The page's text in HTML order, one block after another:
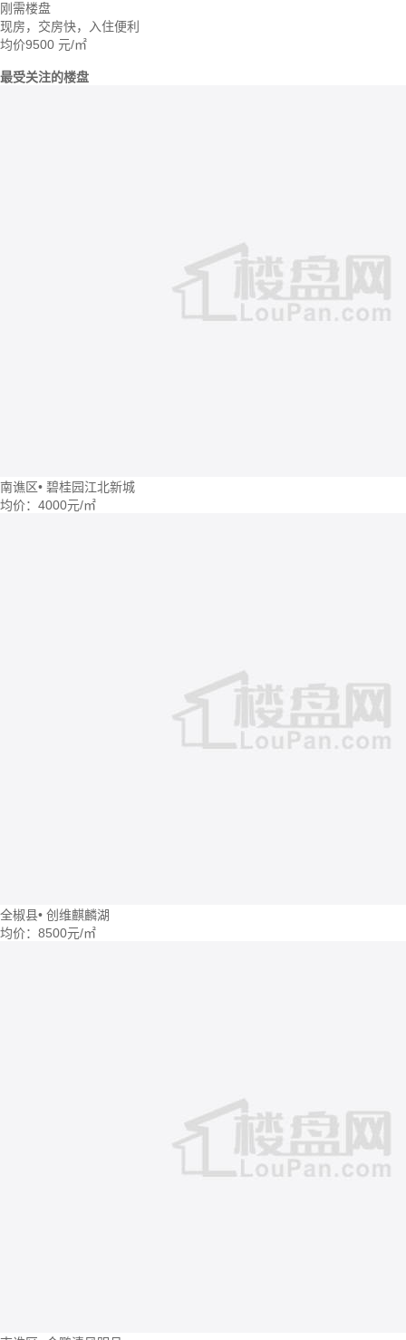
刚需楼盘
现房，交房快，入住便利
均价9500 元/㎡
最受关注的楼盘
南谯区• 碧桂园江北新城
均价： 4000元/㎡
全椒县• 创维麒麟湖
均价： 8500元/㎡